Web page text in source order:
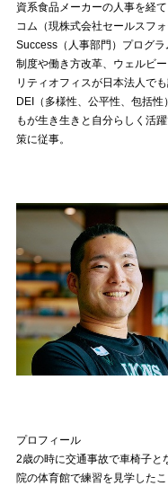
資系食品メーカーの人事を経
コム（現株式会社セールスフ
Success（人事部門）プログ
制度や働き方改革、ウェルビ
リティオフィスが日本法人で
DEI（多様性、公平性、包括
もが生き生きと自分らしく活
策に従事。
プロフィール
2歳の時に交通事故で車椅子と
院の体育館で練習を見学した